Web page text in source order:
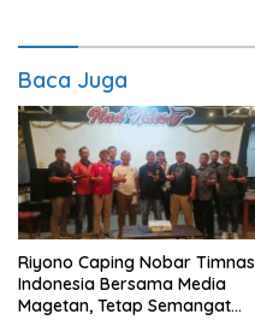
Baca Juga
Riyono Caping Nobar Timnas
Indonesia Bersama Media
Magetan, Tetap Semangat